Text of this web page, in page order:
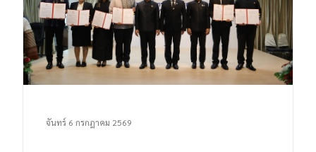
จันทร์ 6 กรกฎาคม 2569